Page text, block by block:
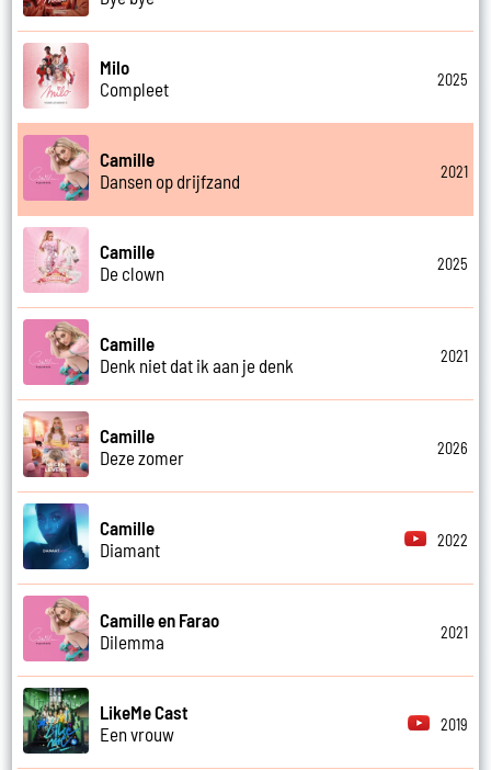
Milo
Compleet
2025
Camille
Dansen op drijfzand
2021
Camille
De clown
2025
Camille
Denk niet dat ik aan je denk
2021
Camille
Deze zomer
2026
Camille
Diamant
2022
Camille en Farao
Dilemma
2021
LikeMe Cast
Een vrouw
2019